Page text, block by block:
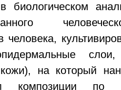
в биологическом
человека,
кожи), на который
композиции по